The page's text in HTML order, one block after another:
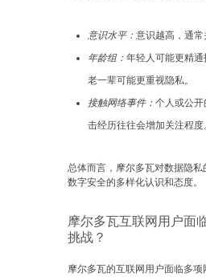
意识水平： 意识越高，通常
年龄组： 年轻人可能更精
老一辈可能更重视隐私。
接触网络事件： 个人或公
击经历往往会增加关注程度
总体而言，摩尔多瓦对数据隐
数字安全的多样化认识和态度。
摩尔多瓦互联网用户面
挑战？
摩尔多瓦的互联网用户面临多